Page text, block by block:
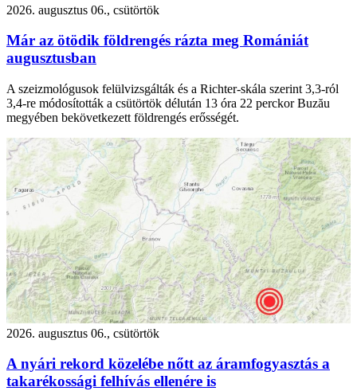
2026. augusztus 06., csütörtök
Már az ötödik földrengés rázta meg Romániát
augusztusban
A szeizmológusok felülvizsgálták és a Richter-skála szerint 3,3-ról
3,4-re módosították a csütörtök délután 13 óra 22 perckor Buzău
megyében bekövetkezett földrengés erősségét.
2026. augusztus 06., csütörtök
A nyári rekord közelébe nőtt az áramfogyasztás a
takarékossági felhívás ellenére is